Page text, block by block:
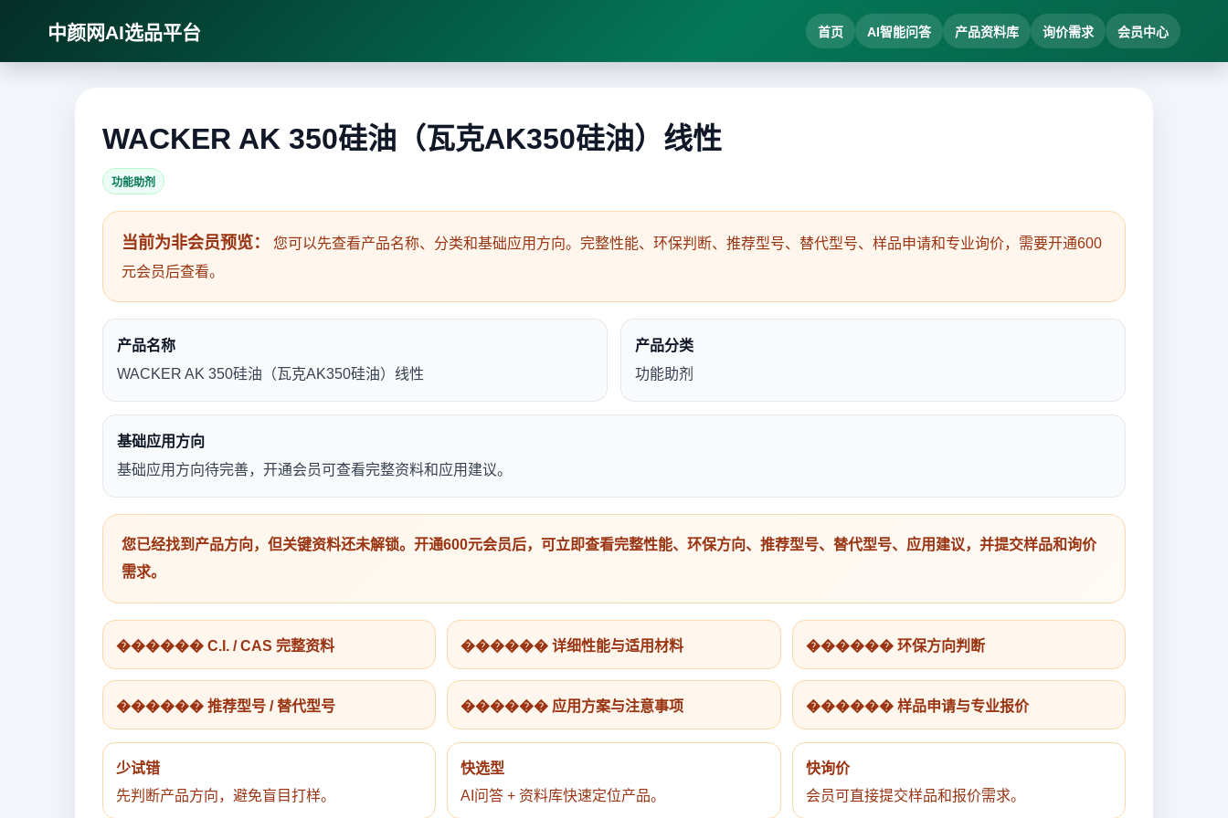
中颜网AI选品平台 首页 AI智能问答 产品资料库 询价需求 会员中心
WACKER AK 350硅油（瓦克AK350硅油）线性
功能助剂
当前为非会员预览：
您可以先查看产品名称、分类和基础应用方向。完整性能、环保判断、推荐型号、替代型号、样品申请和专业询价，需要开通600
元会员后查看。
产品名称
WACKER AK 350硅油（瓦克AK350硅油）线性
产品分类
功能助剂
基础应用方向
基础应用方向待完善，开通会员可查看完整资料和应用建议。
您已经找到产品方向，但关键资料还未解锁。开通600元会员后，可立即查看完整性能、环保方向、推荐型号、替代型号、应用建议，并提交样品和询价
需求。
������ C.I. / CAS 完整资料 ������ 详细性能与适用材料 ������ 环保方向判断
������ 推荐型号 / 替代型号 ������ 应用方案与注意事项 ������ 样品申请与专业报价
少试错
先判断产品方向，避免盲目打样。
快选型
AI问答 + 资料库快速定位产品。
快询价
会员可直接提交样品和报价需求。